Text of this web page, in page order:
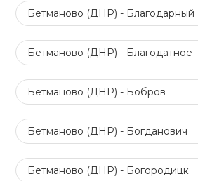
Бетманово (ДНР) - Благодарный
Бетманово (ДНР) - Благодатное
Бетманово (ДНР) - Бобров
Бетманово (ДНР) - Богданович
Бетманово (ДНР) - Богородицк